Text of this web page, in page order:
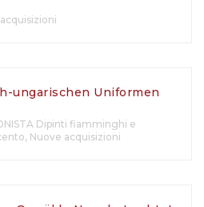
ungarischen Uniformen
Dipinti fiamminghi e
, Nuove acquisizioni